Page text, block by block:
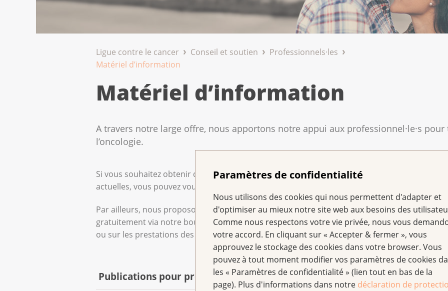
Paramètres de confidentialité
Nous utilisons des cookies qui nous permettent d'adapter et
d'optimiser au mieux notre site web aux besoins des
Comme nous respectons votre vie privée, nous vous
votre accord. En cliquant sur « Accepter & fermer », vous
approuvez le stockage des cookies dans votre browser. Vous
pouvez à tout moment modifier vos paramètres de cookies
les « Paramètres de confidentialité » (lien tout en bas de la
page). Plus d'informations dans notre déclaration de
Ligue contre le cancer Conseil et soutien
Professionnels·les
Matériel d’information
Matériel d’information
A travers notre large offre, nous apportons notre appui aux professionnel·le·s
l’oncologie.
Si vous souhaitez obtenir des informations individualisées sur la prise en charge de vos
actuelles, vous pouvez vous adresser directement et gratuitement à InfoCancer, notre
Par ailleurs, nous proposons aux professionnel·le·s des publications sur des thèmes
gratuitement via notre boutique en ligne. Vous y trouverez des informations sur l’égalité
ou sur les prestations des assurances sociales en Suisse.
Publications pour professionnels